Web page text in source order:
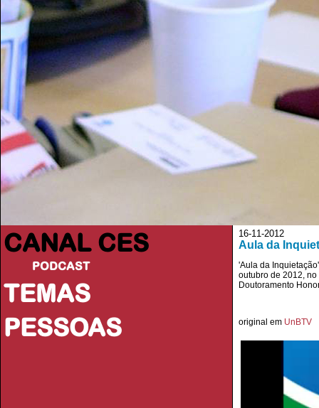
CANAL CES
PODCAST
TEMAS
PESSOAS
16-11-2012
Aula da
'Aula da
outubro de 2012,
Doutoramento
original em UnBTV